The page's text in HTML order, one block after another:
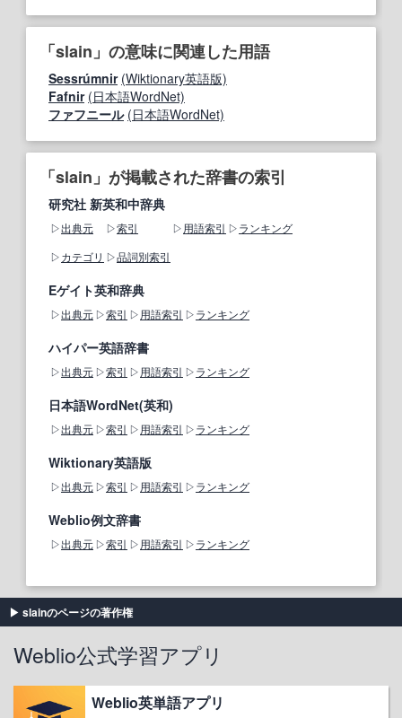
「slain」の意味に関連した用語
Sessrúmnir (Wiktionary英語版)
Fafnir (日本語WordNet)
ファフニール (日本語WordNet)
「slain」が掲載された辞書の索引
研究社 新英和中辞典
出典元 索引 用語索引
ランキング
カテゴリ
品詞別索引
Eゲイト英和辞典
出典元 索引 用語索引 ランキング
ハイパー英語辞書
出典元 索引 用語索引 ランキング
日本語WordNet(英和)
出典元 索引 用語索引 ランキング
Wiktionary英語版
出典元 索引 用語索引 ランキング
Weblio例文辞書
出典元 索引 用語索引 ランキング
slainのページの著作権
Weblio公式学習アプリ
Weblio英単語アプリ